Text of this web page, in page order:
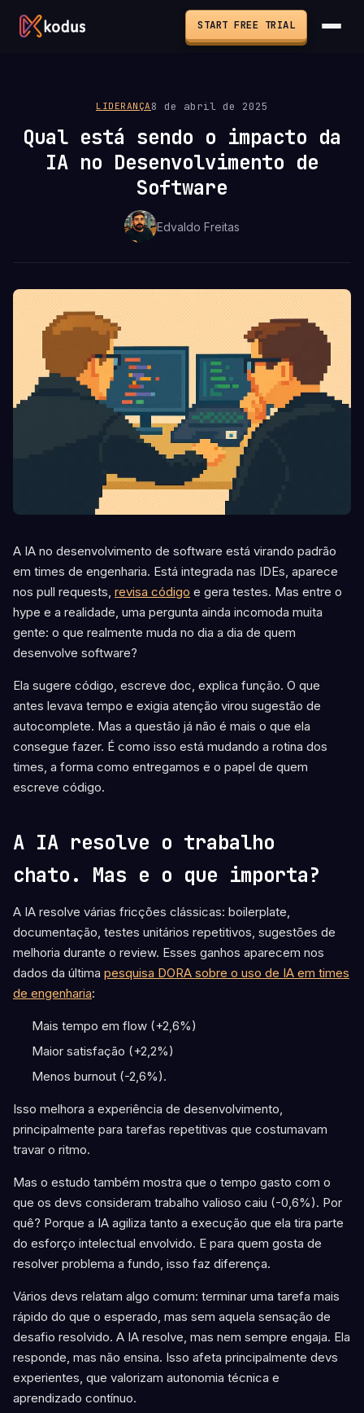
START FREE TRIAL
LIDERANÇA 8 de abril de 2025
Qual está sendo o impacto da
IA no Desenvolvimento de
Software
Edvaldo Freitas
A IA no desenvolvimento de software está virando padrão
em times de engenharia. Está integrada nas IDEs, aparece
nos pull requests, revisa código e gera testes. Mas entre o
hype e a realidade, uma pergunta ainda incomoda muita
gente: o que realmente muda no dia a dia de quem
desenvolve software?
Ela sugere código, escreve doc, explica função. O que
antes levava tempo e exigia atenção virou sugestão de
autocomplete. Mas a questão já não é mais o que ela
consegue fazer. É como isso está mudando a rotina dos
times, a forma como entregamos e o papel de quem
escreve código.
A IA resolve o trabalho
chato. Mas e o que importa?
A IA resolve várias fricções clássicas: boilerplate,
documentação, testes unitários repetitivos, sugestões de
melhoria durante o review. Esses ganhos aparecem nos
dados da última pesquisa DORA sobre o uso de IA em times
de engenharia:
Mais tempo em flow (+2,6%)
Maior satisfação (+2,2%)
Menos burnout (-2,6%).
Isso melhora a experiência de desenvolvimento,
principalmente para tarefas repetitivas que costumavam
travar o ritmo.
Mas o estudo também mostra que o tempo gasto com o
que os devs consideram trabalho valioso caiu (-0,6%). Por
quê? Porque a IA agiliza tanto a execução que ela tira parte
do esforço intelectual envolvido. E para quem gosta de
resolver problema a fundo, isso faz diferença.
Vários devs relatam algo comum: terminar uma tarefa mais
rápido do que o esperado, mas sem aquela sensação de
desafio resolvido. A IA resolve, mas nem sempre engaja. Ela
responde, mas não ensina. Isso afeta principalmente devs
experientes, que valorizam autonomia técnica e
aprendizado contínuo.